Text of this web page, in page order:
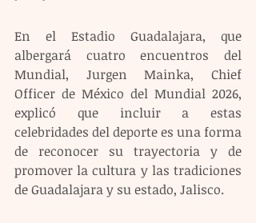
En el Estadio Guadalajara, que
albergará cuatro encuentros del
Mundial, Jurgen Mainka, Chief
Officer de México del Mundial 2026,
explicó que incluir a estas
celebridades del deporte es una forma
de reconocer su trayectoria y de
promover la cultura y las tradiciones
de Guadalajara y su estado, Jalisco.